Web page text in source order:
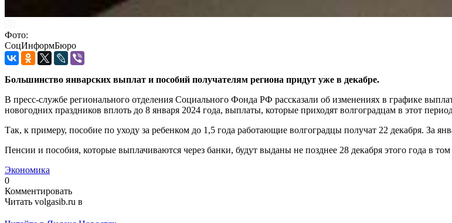
Фото:
СоцИнформБюро
Большинство январских выплат и пособий получателям региона придут уже в декабре.
В пресс-службе регионального отделения Социального Фонда РФ рассказали об изменениях в графике
новогодних праздников вплоть до 8 января 2024 года, выплаты, которые приходят волгоградцам в этот
Так, к примеру, пособие по уходу за ребенком до 1,5 года работающие волгоградцы получат 22 декабря. За
Пенсии и пособия, которые выплачиваются через банки, будут выданы не позднее 28 декабря этого года в
Экономика
0
Комментировать
Читать volgasib.ru в